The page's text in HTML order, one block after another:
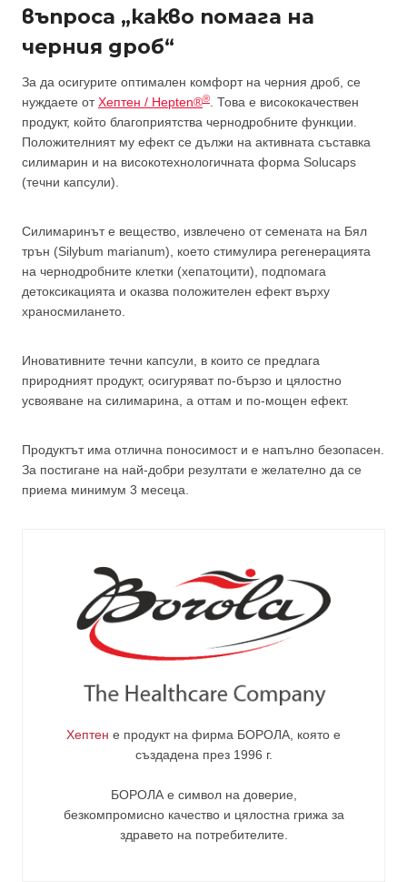
въпроса „какво помага на
черния дроб“
За да осигурите оптимален комфорт на черния дроб, се
нуждаете отХептен / Hepten®®
. Това е висококачествен
продукт, който благоприятства чернодробните функции.
Положителният му ефект се дължи на активната съставка
силимарин и на високотехнологичната форма Solucaps
(течни капсули).
Силимаринът е вещество, извлечено от семената на Бял
трън (Silybum marianum), което стимулира регенерацията
на чернодробните клетки (хепатоцити), подпомага
детоксикацията и оказва положителен ефект върху
храносмилането.
Иновативните течни капсули, в които се предлага
природният продукт, осигуряват по-бързо и цялостно
усвояване на силимарина, а оттам и по-мощен ефект.
Продуктът има отлична поносимост и е напълно безопасен.
За постигане на най-добри резултати е желателно да се
приема минимум 3 месеца.
Хептен е продукт на фирма БОРОЛА , която е
създадена през 1996 г.
БОРОЛА е символ на доверие,
безкомпромисно качество и цялостна грижа за
здравето на потребителите